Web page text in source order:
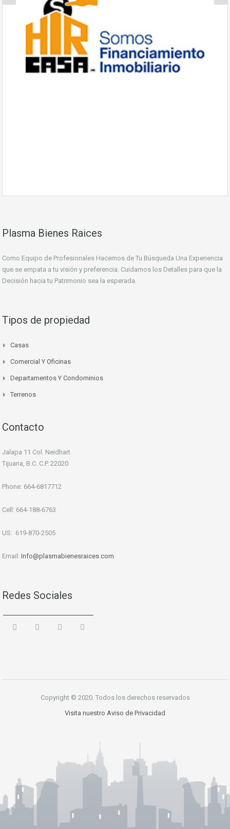
Plasma Bienes Raices
Como Equipo de Profesionales Hacemos de Tu Búsqueda Una Experiencia
que se empata a tu visión y preferencia. Cuidamos los Detalles para que la
Decisión hacia tu Patrimonio sea la esperada.
Tipos de propiedad
Casas
Comercial Y Oficinas
Departamentos Y Condominios
Terrenos
Contacto
Jalapa 11 Col. Neidhart
Tijuana, B.C. C.P. 22020
Phone: 664-6817712
Cell: 664-188-6763
US: 619-870-2505
Email: Info@plasmabienesraices.com
Redes Sociales
Copyright © 2020. Todos los derechos reservados
Visita nuestro Aviso de Privacidad